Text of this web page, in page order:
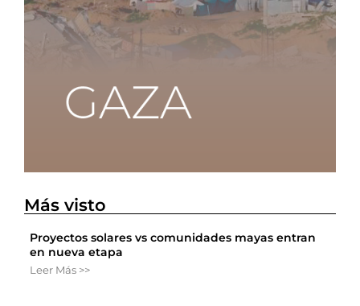
Más visto
Proyectos solares vs comunidades mayas entran
en nueva etapa
Leer Más >>